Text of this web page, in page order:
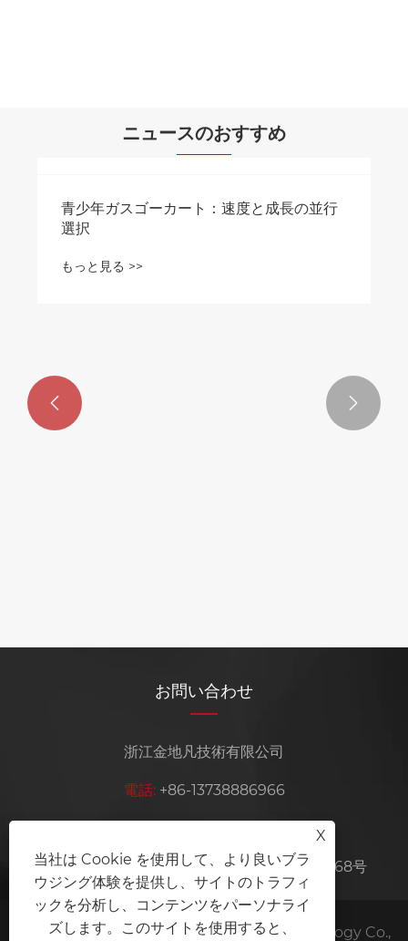
ニュースのおすすめ
青少年ガスゴーカート：速度と成長の並行
選択
もっと見る >>
 
お問い合わせ
浙江金地凡技術有限公司
電話: +86-13738886966
住所: 中国浙江省余姚市陽明街旗山村周台路668号
Copyright © 2025 Zhejiang Jindifan Technology Co.,
X
当社は Cookie を使用して、より良いブラ
ウジング体験を提供し、サイトのトラフィ
ックを分析し、コンテンツをパーソナライ
ズします。このサイトを使用すると、